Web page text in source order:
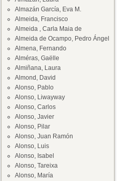
Almazán García, Eva M.
Almeida, Francisco
Almeida , Carla Maia de
Almeida de Ocampo, Pedro Ángel
Almena, Fernando
Alméras, Gaëlle
Almiñana, Laura
Almond, David
Alonso, Pablo
Alonso, Liwayway
Alonso, Carlos
Alonso, Javier
Alonso, Pilar
Alonso, Juan Ramón
Alonso, Luis
Alonso, Isabel
Alonso, Tareixa
Alonso, María